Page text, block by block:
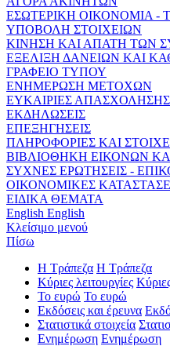
ΕΣΩΤΕΡΙΚΗ ΟΙΚΟΝΟΜΙΑ -
ΥΠΟΒΟΛΗ ΣΤΟΙΧΕΙΩΝ
ΚΙΝΗΣΗ ΚΑΙ ΑΠΑΤΗ ΤΩΝ
ΕΞΕΛΙΞΗ ΔΑΝΕΙΩΝ ΚΑΙ
ΓΡΑΦΕΙΟ ΤΥΠΟΥ
ΕΝΗΜΕΡΩΣΗ ΜΕΤΟΧΩΝ
ΕΥΚΑΙΡΙΕΣ ΑΠΑΣΧΟΛΗΣΗΣ
ΕΚΔΗΛΩΣΕΙΣ
ΕΠΕΞΗΓΗΣΕΙΣ
ΠΛΗΡΟΦΟΡΙΕΣ ΚΑΙ
ΒΙΒΛΙΟΘΗΚΗ ΕΙΚΟΝΩΝ
ΣΥΧΝΕΣ ΕΡΩΤΗΣΕΙΣ -
ΟΙΚΟΝΟΜΙΚΕΣ
ΕΙΔΙΚΑ ΘΕΜΑΤΑ
English English
Κλείσιμο μενού
Πίσω
Η Τράπεζα Η Τράπεζα
Κύριες λειτουργίες
Το ευρώ Το ευρώ
Εκδόσεις και έρευνα
Στατιστικά στοιχεία
Ενημέρωση Ενημέρωση